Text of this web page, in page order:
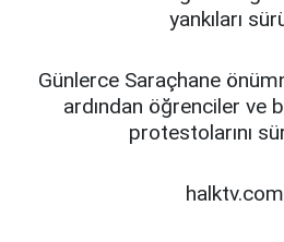
yankıları
Günlerce Saraçhane
ardından öğrenciler ve
protestolarını